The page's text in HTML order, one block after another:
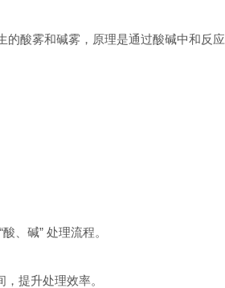
酸雾和碱雾，原理是通过酸碱中和反
、碱” 处理流程。
提升处理效率。